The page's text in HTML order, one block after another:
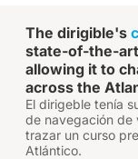
The dirigible's
state-of-the-
allowing it to
across the
El dirigeble tenía
de navegación de
trazar un curso
Atlántico.